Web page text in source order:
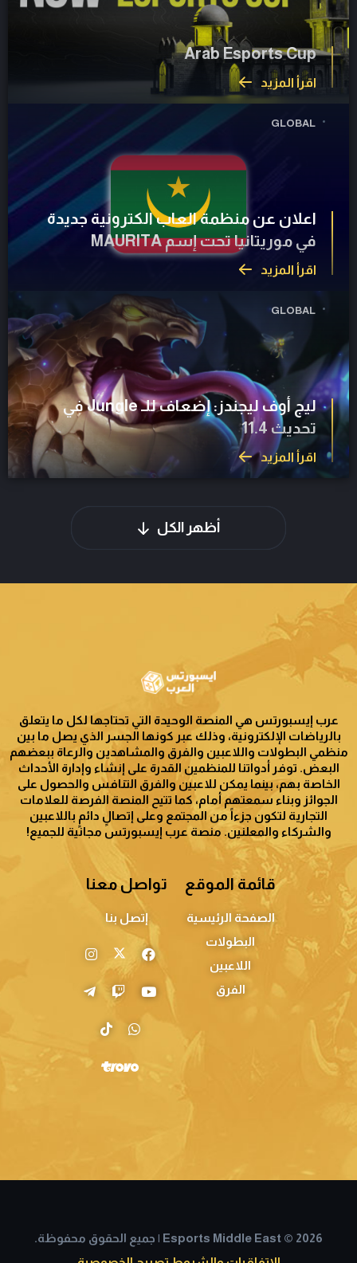
أظهر الكل
Arab Esports Cup
اقرأ المزيد
GLOBAL
اعلان عن منظمة العاب الكترونية جديدة
في موريتانيا تحت إسم MAURITA
اقرأ المزيد
GLOBAL
ليج أوف ليجندز: إضعاف للـ Jungle في
تحديث 11.4
اقرأ المزيد
عرب إيسبورتس هي المنصة الوحيدة التي تحتاجها لكل ما يتعلق
بالرياضات الإلكترونية، وذلك عبر كونها الجسر الذي يصل ما بين
منظمي البطولات واللاعبين والفرق والمشاهدين والرعاة ببعضهم
البعض. توفر أدواتنا للمنظمين القدرة على إنشاء وإدارة الأحداث
الخاصة بهم، بينما يمكن للاعبين والفرق التنافس والحصول على
الجوائز وبناء سمعتهم أمام، كما تتيح المنصة الفرصة للعلامات
التجارية لتكون جزءاً من المجتمع وعلى إتصالٍ دائمٍ باللاعبين
والشركاء والمعلنين. منصة عرب إيسبورتس مجانية للجميع!
قائمة الموقع
الصفحة الرئيسية
البطولات
اللاعبين
الفرق
تواصل معنا
إتصل بنا
Esports Middle East © 2026 | جميع الحقوق محفوظة.